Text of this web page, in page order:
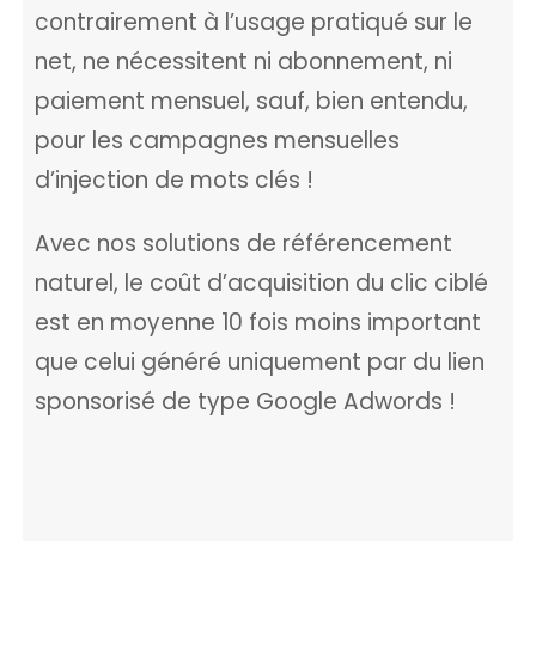
contrairement à l’usage pratiqué sur le
net, ne nécessitent ni abonnement, ni
paiement mensuel, sauf, bien entendu,
pour les campagnes mensuelles
d’injection de mots clés !
Avec nos solutions de référencement
naturel, le coût d’acquisition du clic ciblé
est en moyenne 10 fois moins important
que celui généré uniquement par du lien
sponsorisé de type Google Adwords !